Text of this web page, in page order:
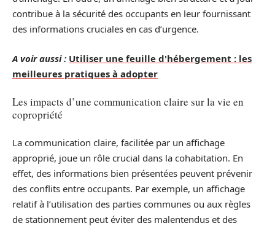
contribue à la sécurité des occupants en leur fournissant
des informations cruciales en cas d’urgence.
A voir aussi : Utiliser une feuille d'hébergement : les
meilleures pratiques à adopter
Les impacts d’une communication claire sur la vie en
copropriété
La communication claire, facilitée par un affichage
approprié, joue un rôle crucial dans la cohabitation. En
effet, des informations bien présentées peuvent prévenir
des conflits entre occupants. Par exemple, un affichage
relatif à l’utilisation des parties communes ou aux règles
de stationnement peut éviter des malentendus et des